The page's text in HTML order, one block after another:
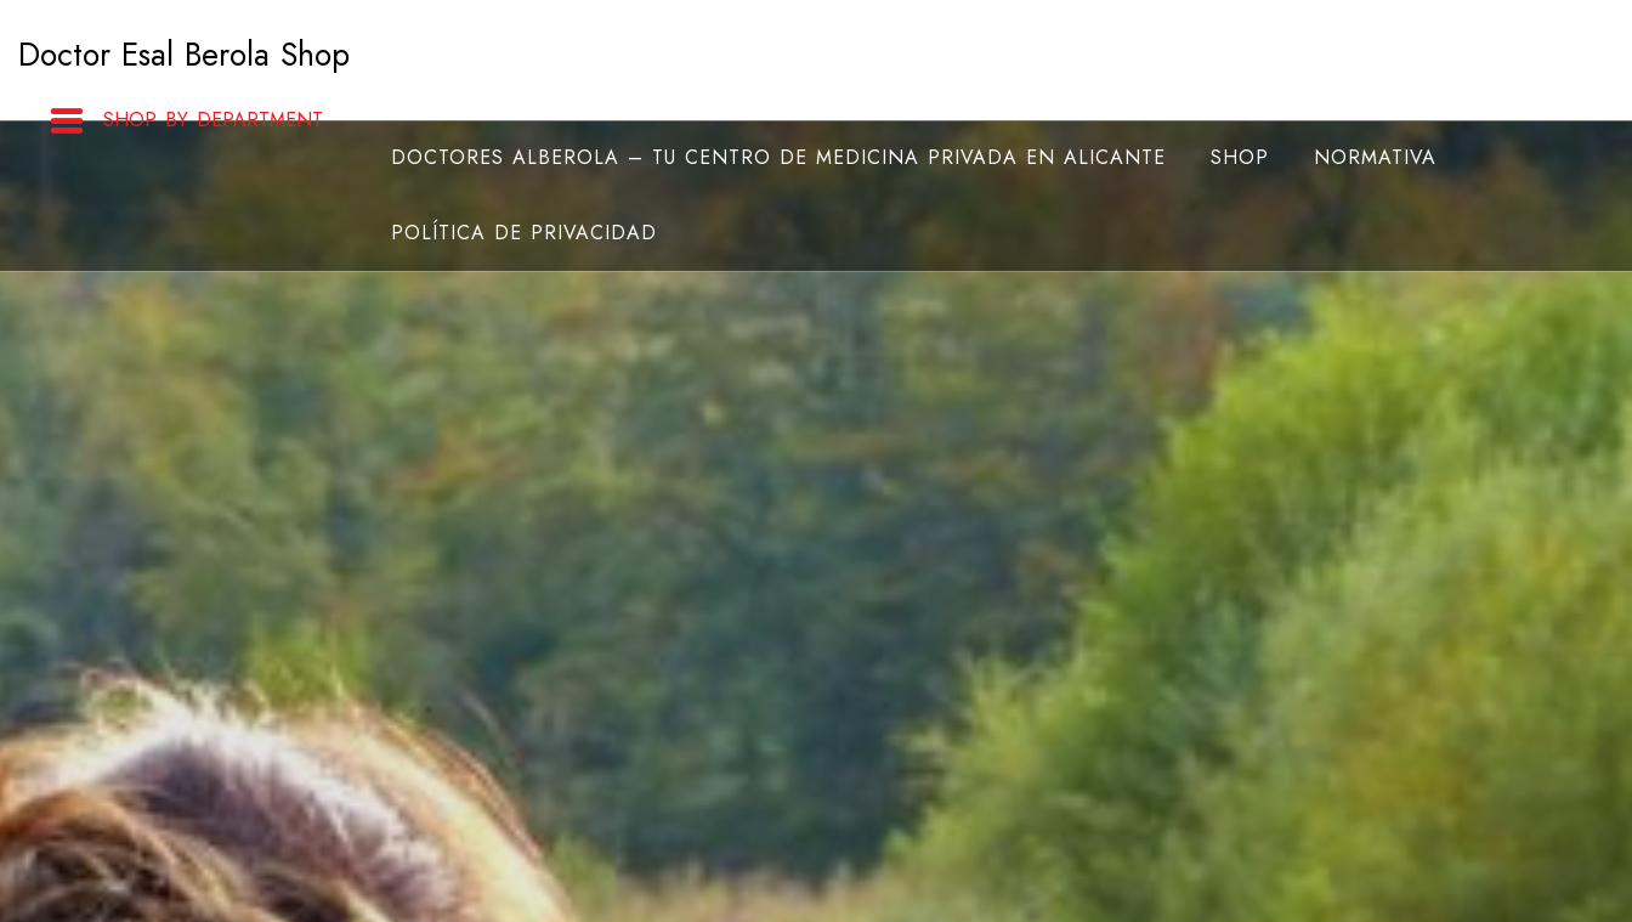
Doctor Esal Berola Shop
SHOP BY DEPARTMENT
DOCTORES ALBEROLA – TU CENTRO DE MEDICINA PRIVADA EN ALICANTE
SHOP NORMATIVA
POLÍTICA DE PRIVACIDAD